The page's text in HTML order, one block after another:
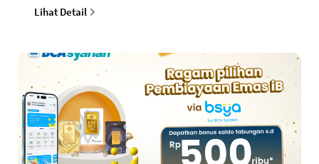
Lihat Detail